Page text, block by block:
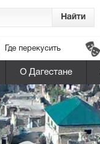
Где перекусить
О Дагестане